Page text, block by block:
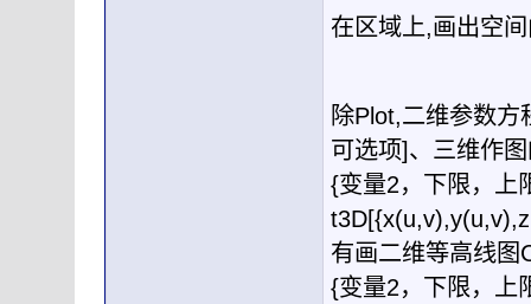
在区域上,画出空
除Plot,二维参数方
可选项]、三维作
{变量2，下限，上
有画二维等高线图
{变量2，下限，上